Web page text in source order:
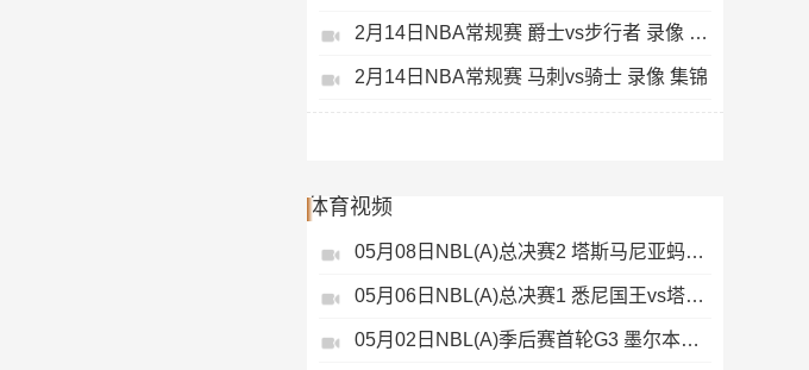
2月14日NBA常规赛 爵士vs步行者 录像 集锦
2月14日NBA常规赛 马刺vs骑士 录像 集锦
体育视频
05月08日NBL(A)总决赛2 塔斯马尼亚蚂蚁vs悉尼国王 录像
05月06日NBL(A)总决赛1 悉尼国王vs塔斯马尼亚蚂蚁 全场录像
05月02日NBL(A)季后赛首轮G3 墨尔本联 - 塔斯马尼亚蚂蚁 录像集锦